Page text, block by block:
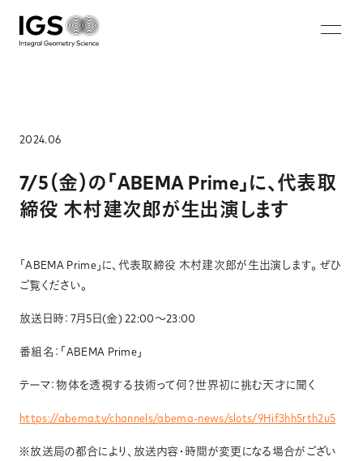
Technology
Solution
マイクロ波マンモグラフィ
ウォークスルー型セキュリティシステム
Contact
JAENZHKO
2024.06
7/5（金）の「ABEMA Prime」に、代表取
締役 木村建次郎が生出演します
「ABEMA Prime」に、代表取締役 木村建次郎が生出演します。 ぜひ
ご覧ください。
放送日時：7月5日(金) 22:00～23:00
番組名：「ABEMA Prime」
テーマ：物体を透視する技術って何？世界初に挑む天才に聞く
https://abema.tv/channels/abema-news/slots/9Hif3hh5rth2u5
※放送局の都合により、放送内容・時間が変更になる場合がござい